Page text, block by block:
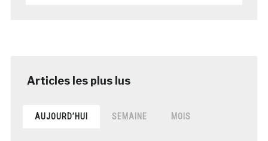
AUJOURD’HUI SEMAINE MOIS